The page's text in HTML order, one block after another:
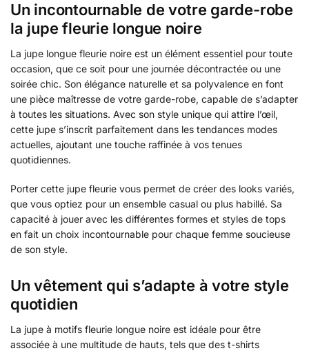
Un incontournable de votre garde-robe
la jupe fleurie longue noire
La jupe longue fleurie noire est un élément essentiel pour toute
occasion, que ce soit pour une journée décontractée ou une
soirée chic. Son élégance naturelle et sa polyvalence en font
une pièce maîtresse de votre garde-robe, capable de s’adapter
à toutes les situations. Avec son style unique qui attire l’œil,
cette jupe s’inscrit parfaitement dans les tendances modes
actuelles, ajoutant une touche raffinée à vos tenues
quotidiennes.
Porter cette jupe fleurie vous permet de créer des looks variés,
que vous optiez pour un ensemble casual ou plus habillé. Sa
capacité à jouer avec les différentes formes et styles de tops
en fait un choix incontournable pour chaque femme soucieuse
de son style.
Un vêtement qui s’adapte à votre style
quotidien
La jupe à motifs fleurie longue noire est idéale pour être
associée à une multitude de hauts, tels que des t-shirts